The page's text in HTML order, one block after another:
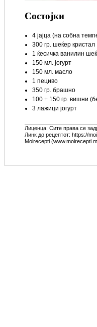
Состојки
4 јајца (на собна
300 гр. шеќер кристал
1 ќесичка ванилин
150 мл. јогурт
150 мл. масло
1 пециво
350 гр. брашно
100 + 150 гр. вишни
3 лажици јогурт
Лиценца: Сите права се
Линк до рецептот: https://
Moirecepti